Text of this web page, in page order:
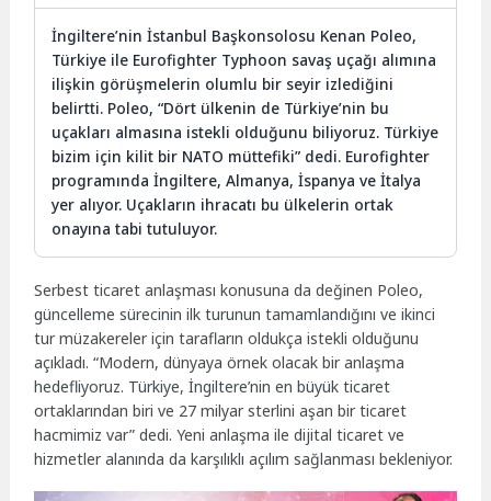
İngiltere’nin İstanbul Başkonsolosu Kenan Poleo,
Türkiye ile Eurofighter Typhoon savaş uçağı alımına
ilişkin görüşmelerin olumlu bir seyir izlediğini
belirtti. Poleo, “Dört ülkenin de Türkiye’nin bu
uçakları almasına istekli olduğunu biliyoruz. Türkiye
bizim için kilit bir NATO müttefiki” dedi. Eurofighter
programında İngiltere, Almanya, İspanya ve İtalya
yer alıyor. Uçakların ihracatı bu ülkelerin ortak
onayına tabi tutuluyor.
Serbest ticaret anlaşması konusuna da değinen Poleo,
güncelleme sürecinin ilk turunun tamamlandığını ve ikinci
tur müzakereler için tarafların oldukça istekli olduğunu
açıkladı. “Modern, dünyaya örnek olacak bir anlaşma
hedefliyoruz. Türkiye, İngiltere’nin en büyük ticaret
ortaklarından biri ve 27 milyar sterlini aşan bir ticaret
hacmimiz var” dedi. Yeni anlaşma ile dijital ticaret ve
hizmetler alanında da karşılıklı açılım sağlanması bekleniyor.